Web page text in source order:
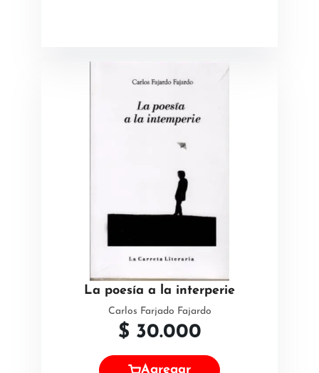
La poesía a la interperie
Carlos Farjado Fajardo
$ 30.000
Agregar